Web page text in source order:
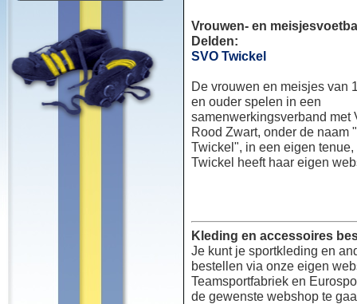
Vrouwen- en
Delden:
SVO Twickel
De vrouwen en meisjes van
en ouder spelen in een
samenwerkingsverband met
Rood Zwart, onder de naam
Twickel", in een eigen
Twickel heeft haar eigen
Kleding en accessoires
Je kunt je sportkleding en
bestellen via onze eigen
Teamsportfabriek en
de gewenste webshop te